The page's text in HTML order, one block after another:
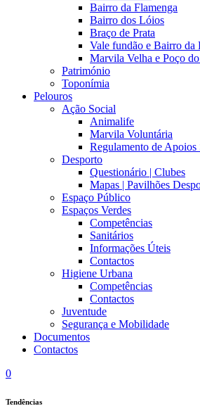
Bairro da Flamenga
Bairro dos Lóios
Braço de Prata
Vale fundão e Bairro
Marvila Velha e Poço
Património
Toponímia
Pelouros
Ação Social
Animalife
Marvila Voluntária
Regulamento de Apoios
Desporto
Questionário | Clubes
Mapas | Pavilhões
Espaço Público
Espaços Verdes
Competências
Sanitários
Informações Úteis
Contactos
Higiene Urbana
Competências
Contactos
Juventude
Segurança e Mobilidade
Documentos
Contactos
0
Tendências